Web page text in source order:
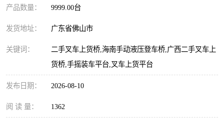
产品数量： 9999.00台
发货地址： 广东省佛山市
关键词：
二手叉车上货桥,海南手动液压登车桥,广西二手叉车上
货桥,手摇装车平台,叉车上货平台
发布日期： 2026-08-10
阅 读 量： 1362